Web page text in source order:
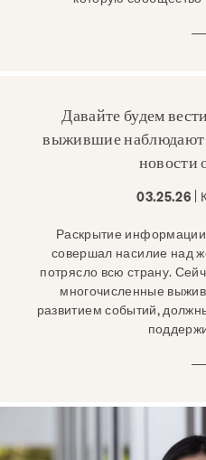
Давайте будем
выжившие наблюдают
новости
03.25.26 |
Раскрытие
совершал насилие над
потрясло всю страну.
многочисленные
развитием событий,